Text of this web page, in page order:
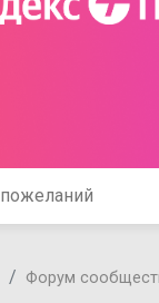
Форум